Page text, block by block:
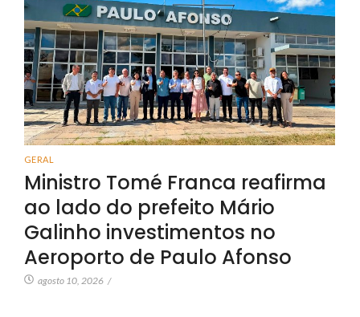
GERAL
Ministro Tomé Franca reafirma
ao lado do prefeito Mário
Galinho investimentos no
Aeroporto de Paulo Afonso
agosto 10, 2026 /